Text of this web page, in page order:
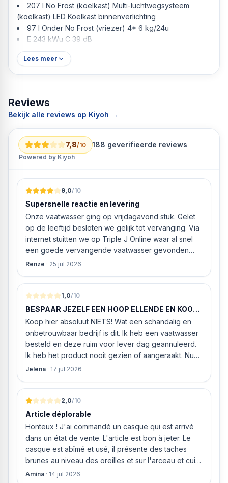
207 l No Frost (koelkast) Multi-luchtwegsysteem
(koelkast) LED Koelkast binnenverlichting
97 l Onder No Frost (vriezer) 4* 6 kg/24u
E 243 kWu C 39 dB
Lees meer
Reviews
Bekijk alle reviews op Kiyoh →
7,8/10 188 geverifieerde reviews
Powered by Kiyoh
9,0/10
Supersnelle reactie en levering
Onze vaatwasser ging op vrijdagavond stuk. Gelet
op de leeftijd besloten we gelijk tot vervanging. Via
internet stuitten we op Triple J Online waar al snel
een goede vervangende vaatwasser gevonden
werd. ‘s Ochtends even gebeld met de
geïnstalleerd kan worden. Dit bleek het geval tegen
alleszins concurrente prijzen. De vriendelijke
medewerker gaf aan dat, als we gelijk via de
website gingen bestellen en betalen, hij z’n best
ging doen om ‘s middags nog te leveren. Het
bleken geen loze woorden: om 16.00 uur werd de
Neff vaatwasser geleverd en ver
Renze · 25 jul 2026
1,0/10
BESPAAR JEZELF EEN HOOP ELLENDE EN KOOP
HIER NIETS!
Koop hier absoluut NIETS! Wat een schandalig en
onbetrouwbaar bedrijf is dit. Ik heb een vaatwasser
besteld en deze ruim voor lever dag geannuleerd.
Ik heb het product nooit gezien of aangeraakt. Nu
weigeren ze gewoon om mijn geld volledig terug te
van MIJN geld inhouden!
Jelena · 17 jul 2026
2,0/10
Article déplorable
Honteux ! J'ai commandé un casque qui est arrivé
dans un état de vente. L'article est bon à jeter. Le
casque est abîmé et usé, il présente des taches
brunes au niveau des oreilles et sur l'arceau et cuir
qui est craquelé ! Les coussins sont eux « dégonflés
Amina · 14 jul 2026